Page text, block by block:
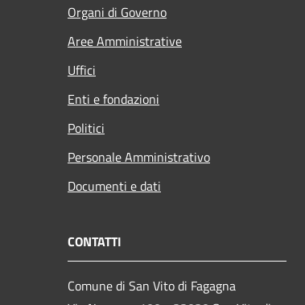
Organi di Governo
Aree Amministrative
Uffici
Enti e fondazioni
Politici
Personale Amministrativo
Documenti e dati
CONTATTI
Comune di San Vito di Fagagna